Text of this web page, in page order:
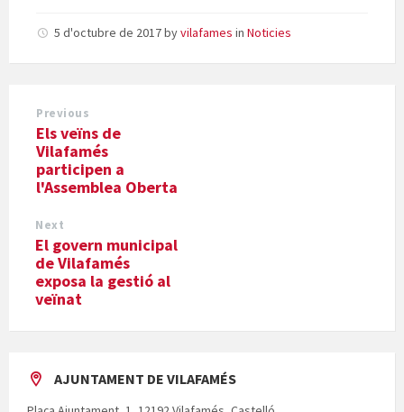
5 d'octubre de 2017byvilafames in Noticies
Previous
Els veïns de
Vilafamés
participen a
l'Assemblea Oberta
Next
El govern municipal
de Vilafamés
exposa la gestió al
veïnat
AJUNTAMENT DE VILAFAMÉS